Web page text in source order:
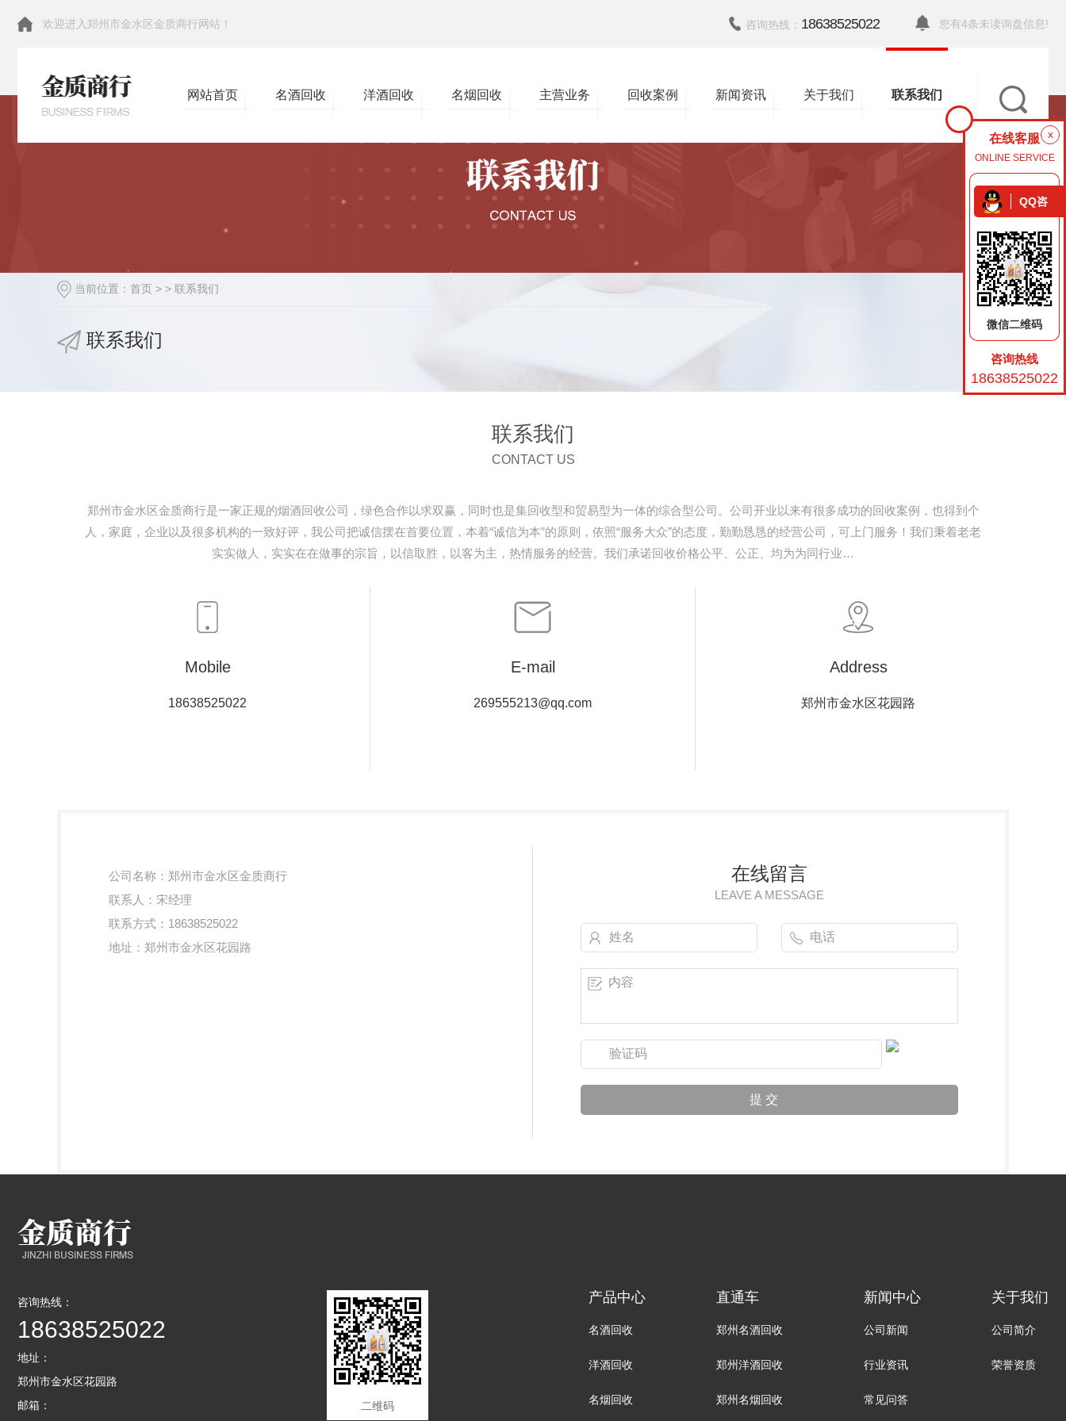
欢迎进入郑州市金水区金质商行网站！ 您有4条未读询盘信息!
咨询热线： 18638525022
网站首页 名酒回收 洋酒回收 名烟回收 主营业务 回收案例 新闻资讯 关于我们 联系我们
当前位置： 首页 > > 联系我们 返回
联系我们
联系我们
CONTACT US
郑州市金水区金质商行是一家正规的烟酒回收公司，绿色合作以求双赢，同时也是集回收型和贸易型为一体的综合型公司。公司开业以来有很多成功的回收案例，也得到个
人，家庭，企业以及很多机构的一致好评，我公司把诚信摆在首要位置，本着“诚信为本”的原则，依照“服务大众”的态度，勤勤恳恳的经营公司，可上门服务！我们秉着老老
实实做人，实实在在做事的宗旨，以信取胜，以客为主，热情服务的经营。我们承诺回收价格公平、公正、均为为同行业…
Mobile
18638525022
E-mail
269555213@qq.com
Address
郑州市金水区花园路
公司名称：郑州市金水区金质商行
联系人：宋经理
联系方式：18638525022
地址：郑州市金水区花园路
在线留言
LEAVE A MESSAGE
咨询热线：
18638525022
地址：
郑州市金水区花园路
邮箱：
二维码
产品中心
名酒回收
洋酒回收
名烟回收
直通车
郑州名酒回收
郑州洋酒回收
郑州名烟回收
新闻中心
公司新闻
行业资讯
常见问答
关于我们
公司简介
荣誉资质
x
在线客服
ONLINE SERVICE
QQ咨
询
微信二维码
咨询热线
18638525022